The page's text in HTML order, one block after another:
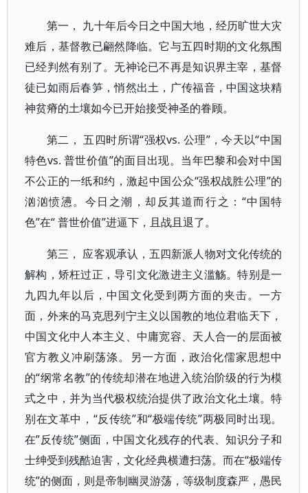
第一， 九十年后今日之中国大地，经历旷世大灾
难后，基督教已翩然降临。它与五四时期的文化氛围
已经判然有别了。无神论已不再是知识界主宰，基督
徒已如雨后春笋，悄然出土，广传福音，中国这块精
神贫瘠的土壤如今已开始接受神圣的眷顾。
第二， 五四时所谓“强权vs. 公理”，今天以“中国
特色vs. 普世价值”的面目出现。当年巴黎和会对中国
不公正的一纸和约，激起中国公众“强权战胜公理”的
汹汹愤懑。今日之潮，却反其道而行之：“中国特
色”在“ 普世价值”进逼下，且战且退了。
第三， 应客观承认，五四新派人物对文化传统的
解构，矫枉过正，导引文化激进主义滥觞。特别是一
九四九年以后，中国文化受到两方面的夹击。一方
面，外来的马克思列宁主义以国教的地位君临天下，
中国文化中人本主义、中庸宽容、天人合一的层面被
官方教义冲刷荡涤。另一方面，政治化儒家思想中
的“纲常名教”的传统却潜在地进入统治阶级的行为模
式之中，并为当代极权统治提供了政治文化土壤。特
别在文革中，“反传统”和“极端传统”两极同时出现。
在”反传统”侧面，中国文化残存的代表、知识分子和
士绅受到残酷迫害，文化经典横遭扫荡。而在“极端传
统”的侧面，则是帝制幽灵游荡，等级制度森严，愚民